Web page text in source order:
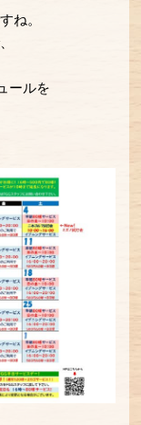
ね。
ールを